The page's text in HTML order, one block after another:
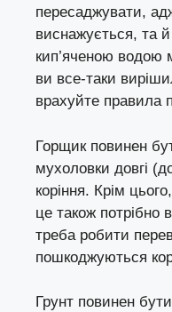
пересаджувати,
виснажується, та
кип’яченою водою
ви все-таки
врахуйте правила
Горщик повинен
мухоловки довгі
коріння. Крім цього,
це також потрібно
треба робити
пошкоджуються
Грунт повинен